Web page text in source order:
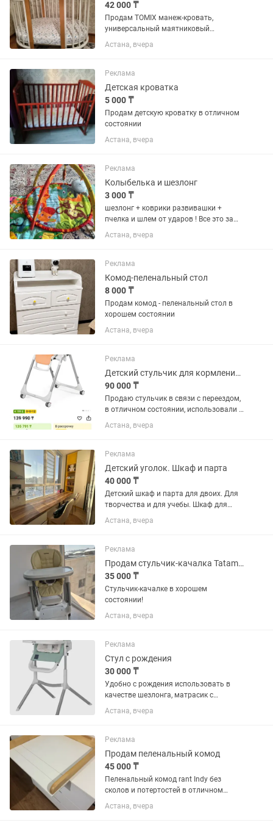
42 000 ₸
Продам TOMIX манеж-кровать,
универсальный маятниковый
механизм Bella для детей от 0 до 3-х
лет .состояние хорошее. В комплекте
наматрасника и 4 простыни (2
круглые...
Астана, вчера
Реклама
Детская кроватка
5 000 ₸
Продам детскую кроватку в отличном
состоянии
Астана, вчера
Реклама
Колыбелька и шезлонг
3 000 ₸
шезлонг + коврики развивашки +
пчелка и шлем от ударов ! Все это за
3000 тг .. все в идеальном состоянии
Астана, вчера
Реклама
Комод-пеленальный стол
8 000 ₸
Продам комод - пеленальный стол в
хорошем состоянии
Астана, вчера
Реклама
Детский стульчик для кормления от Peg-Perego
90 000 ₸
Продаю стульчик в связи с переездом,
в отличном состоянии, использовали с
6 месяцев. Столик съемный, высота
регулируется, передвигать легко на
много места. Цвет...
Астана, вчера
Реклама
Детский уголок. Шкаф и парта
40 000 ₸
Детский шкаф и парта для двоих. Для
творчества и для учебы. Шкаф для
одежды, полки для игрушек и книг.
Очень удобно. Продам связи с
3м, ширина шкафа 1м, ширина...
Астана, вчера
Реклама
Продам стульчик-качалка Tatamia
35 000 ₸
Стульчик-качалке в хорошем
состоянии!
Астана, вчера
Реклама
Стул с рождения
30 000 ₸
Удобно с рождения использовать в
качестве шезлонга, матрасик с
валиком специально для этого. Позже
как ребенок научится сидеть его
протирается влажной тряпкой и не...
Астана, вчера
Реклама
Продам пеленальный комод
45 000 ₸
Пеленальный комод rant Indy без
сколов и потертостей в отличном
состоянии
Астана, вчера